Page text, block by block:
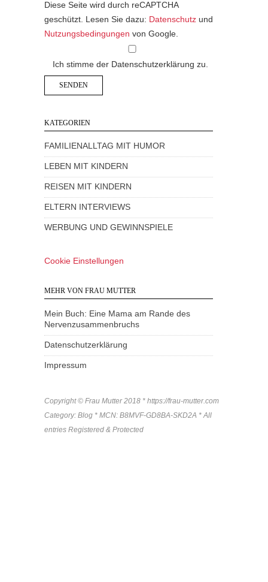
Diese Seite wird durch reCAPTCHA
geschützt. Lesen Sie dazu: Datenschutz und
Nutzungsbedingungen von Google.
Ich stimme der Datenschutzerklärung zu.
KATEGORIEN
FAMILIENALLTAG MIT HUMOR
LEBEN MIT KINDERN
REISEN MIT KINDERN
ELTERN INTERVIEWS
WERBUNG UND GEWINNSPIELE
Cookie Einstellungen
MEHR VON FRAU MUTTER
Mein Buch: Eine Mama am Rande des
Nervenzusammenbruchs
Datenschutzerklärung
Impressum
Copyright © Frau Mutter 2018 * https://frau-mutter.com
Category: Blog * MCN: B8MVF-GD8BA-SKD2A * All
entries Registered & Protected